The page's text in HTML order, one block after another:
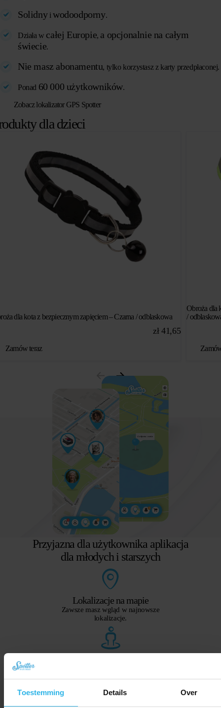
Toestemming Details Over
Solidnyiwodoodporny.
Działa w całej Europie, a opcjonalnie na całym
świecie.
Nie masz abonamentu, tylko korzystasz z karty przedpłaconej.
Ponad 60 000 użytkowników.
Zobacz lokalizator GPS Spotter
dla dzieci
dla kota z bezpiecznym zapięciem – Czarna / odblaskowa
zł41,65
Zamów teraz
Obroża dla
/
Przyjazna dla użytkownika aplikacja
dla młodych i starszych
Lokalizacje na mapie
Zawsze masz wgląd w najnowsze
lokalizacje.
lokalizatora.